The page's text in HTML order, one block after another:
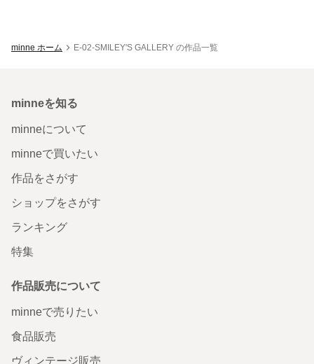
minne ホーム E-02-SMILEY'S GALLERY の作品一覧
minneを知る
minneについて
minneで買いたい
作品をさがす
ショップをさがす
ランキング
特集
作品販売について
minneで売りたい
食品販売
ヴィンテージ販売